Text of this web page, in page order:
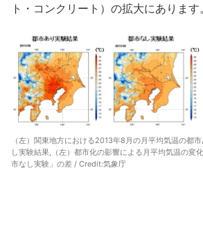
ト・コンクリート）の拡大にあります。
（左）関東地方における2013年8月の月平均気温の都
し実験結果,（左）都市化の影響による月平均気温の変
市なし実験」の差 / Credit:気象庁